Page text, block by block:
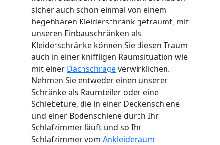
sicher auch schon einmal von einem
begehbaren Kleiderschrank geträumt, mit
unseren Einbauschränken als
Kleiderschränke können Sie diesen Traum
auch in einer kniffligen Raumsituation wie
mit einer Dachschrägeverwirklichen.
Nehmen Sie entweder einen unserer
Schränke als Raumteiler oder eine
Schiebetüre, die in einer Deckenschiene
und einer Bodenschiene durch Ihr
Schlafzimmer läuft und so Ihr
Schlafzimmer vom Ankleideraum